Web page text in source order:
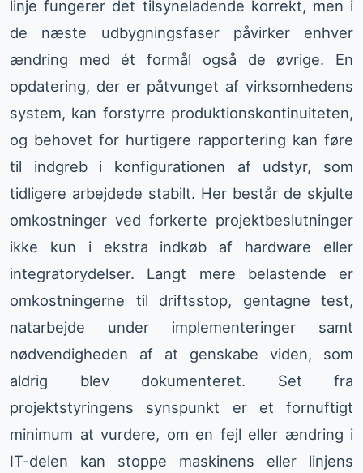
linje fungerer det tilsyneladende korrekt, men i
de næste udbygningsfaser påvirker enhver
ændring med ét formål også de øvrige. En
opdatering, der er påtvunget af virksomhedens
system, kan forstyrre produktionskontinuiteten,
og behovet for hurtigere rapportering kan føre
til indgreb i konfigurationen af udstyr, som
tidligere arbejdede stabilt. Her består de skjulte
omkostninger ved forkerte projektbeslutninger
ikke kun i ekstra indkøb af hardware eller
integratorydelser. Langt mere belastende er
omkostningerne til driftsstop, gentagne test,
natarbejde under implementeringer samt
nødvendigheden af at genskabe viden, som
aldrig blev dokumenteret. Set fra
projektstyringens synspunkt er et fornuftigt
minimum at vurdere, om en fejl eller ændring i
IT-delen kan stoppe maskinens eller linjens